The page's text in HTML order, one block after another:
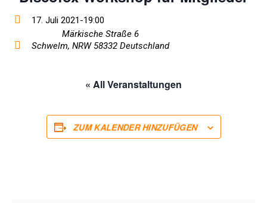
17. Juli 2021-19:00
Märkische Straße 6
Schwelm, NRW 58332 Deutschland
« All Veranstaltungen
ZUM KALENDER HINZUFÜGEN